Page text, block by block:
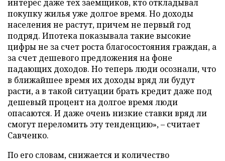
интерес даже тех заемщиков, кто откладывал
покупку жилья уже долгое время. Но доходы
населения не растут, причем не первый год
подряд. Ипотека показывала такие высокие
цифры не за счет роста благосостояния граждан, а
за счет дешевого предложения на фоне
падающих доходов. Но теперь люди осознали, что
в ближайшее время их доходы вряд ли будут
расти, а в такой ситуации брать кредит даже под
дешевый процент на долгое время люди
опасаются. И даже очень низкие ставки вряд ли
смогут переломить эту тенденцию», – считает
Савченко.
По его словам, снижается и количество